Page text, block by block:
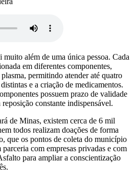
além de uma única pessoa. Cada
em diferentes componentes,
permitindo atender até quatro
e a criação de medicamentos.
possuem prazo de validade
constante indispensável.
de Minas, existem cerca de 6 mil
todos realizam doações de forma
que os pontos de coleta do município
com empresas privadas e com
para ampliar a conscientização